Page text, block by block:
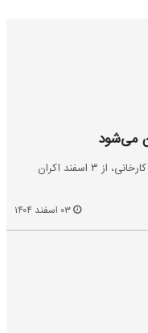
می‌شود
فیلم سینمایی «لاله کبود» به کارگردانی مهرشاد کارخانی، از ۳ اسفند اکران